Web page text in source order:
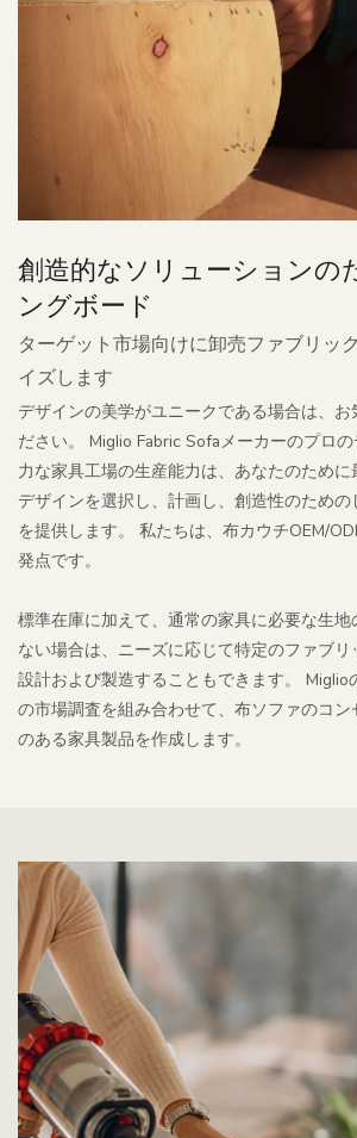
創造的なソリューションの
ングボード
ターゲット市場向けに卸売ファブリッ
イズします
デザインの美学がユニークである場合は、お
ださい。 Miglio Fabric Sofaメーカーのプロ
力な家具工場の生産能力は、あなたのため
デザインを選択し、計画し、創造性のため
を提供します。 私たちは、布カウチOEM/
発点です。
標準在庫に加えて、通常の家具に必要な生地
ない場合は、ニーズに応じて特定のファブ
設計および製造することもできます。 Miglio
の市場調査を組み合わせて、布ソファのコ
のある家具製品を作成します。